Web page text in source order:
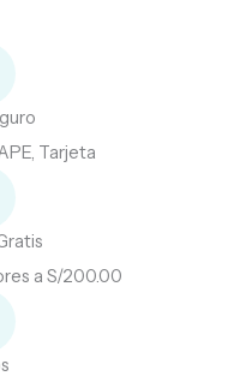
Tarjeta
a S/200.00